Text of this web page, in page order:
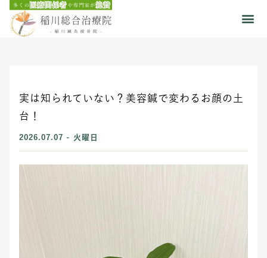
実は知られていない？美容鍼で変わるお顔の土
台！
2026.07.07 - 火曜日